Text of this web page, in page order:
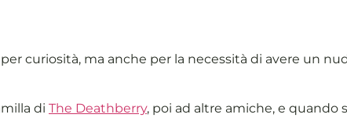
curiosità, ma anche per la necessità di avere un
di The Deathberry, poi ad altre amiche, e quando